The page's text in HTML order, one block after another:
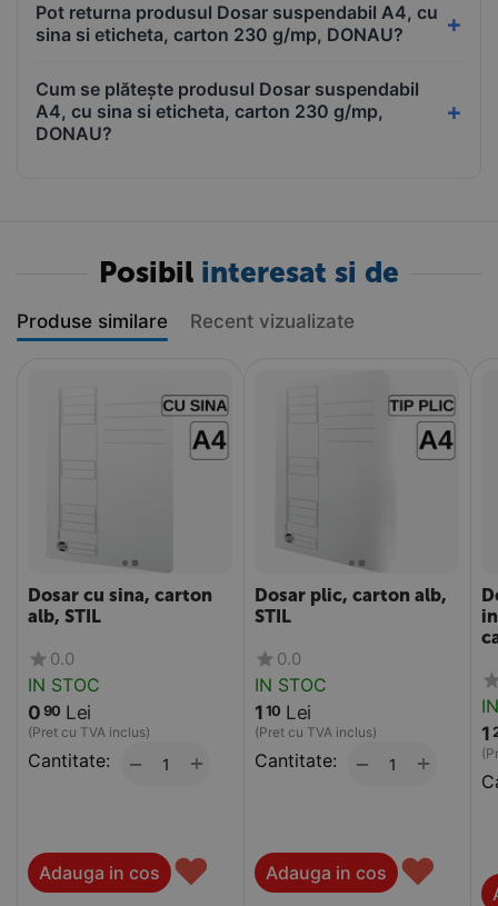
Pot returna produsul Dosar suspendabil A4, cu
sina si eticheta, carton 230 g/mp, DONAU?
Cum se plătește produsul Dosar suspendabil
A4, cu sina si eticheta, carton 230 g/mp,
DONAU?
Posibil interesat si de
Produse similare Recent vizualizate
Dosar cu sina, carton
alb, STIL
0.0
IN STOC
0 90 Lei
(Pret cu TVA inclus)
Cantitate: +
−
Adauga in cos ♥
Dosar plic, carton alb,
STIL
0.0
IN STOC
1 10 Lei
(Pret cu TVA inclus)
Cantitate: +
−
Adauga in cos ♥
1